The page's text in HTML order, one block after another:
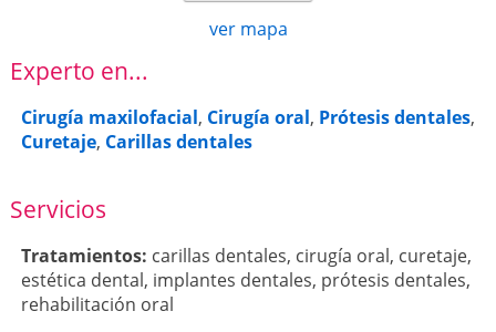
ver mapa
Experto en...
Cirugía maxilofacial, Cirugía oral, Prótesis dentales,
Curetaje, Carillas dentales
Servicios
Tratamientos: carillas dentales, cirugía oral, curetaje,
estética dental, implantes dentales, prótesis dentales,
rehabilitación oral